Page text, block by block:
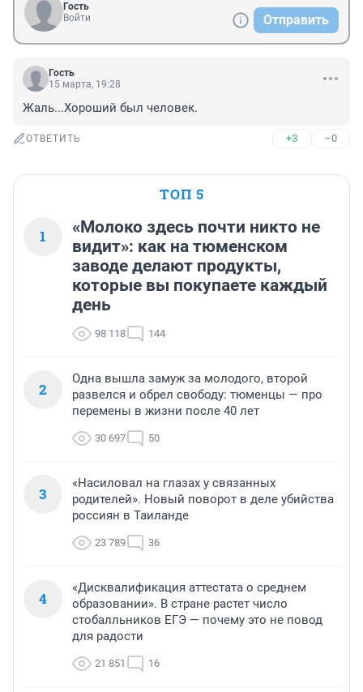
Гость
Войти
Отправить
Гость
15 марта, 19:28
Жаль...Хороший был человек.
ОТВЕТИТЬ +3 –0
ТОП 5
1
«Молоко здесь почти никто не
видит»: как на тюменском
заводе делают продукты,
которые вы покупаете каждый
день
98 118 144
2
Одна вышла замуж за молодого, второй
развелся и обрел свободу: тюменцы — про
перемены в жизни после 40 лет
30 697 50
3
«Насиловал на глазах у связанных
родителей». Новый поворот в деле убийства
россиян в Таиланде
23 789 36
4
«Дисквалификация аттестата о среднем
образовании». В стране растет число
стобалльников ЕГЭ — почему это не повод
для радости
21 851 16